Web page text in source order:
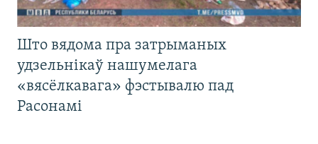
Што вядома пра затрыманых
удзельнікаў нашумелага
«вясёлкавага» фэстывалю пад
Расонамі